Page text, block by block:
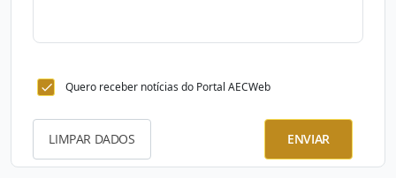
Quero receber notícias do Portal AECWeb
LIMPAR DADOS ENVIAR